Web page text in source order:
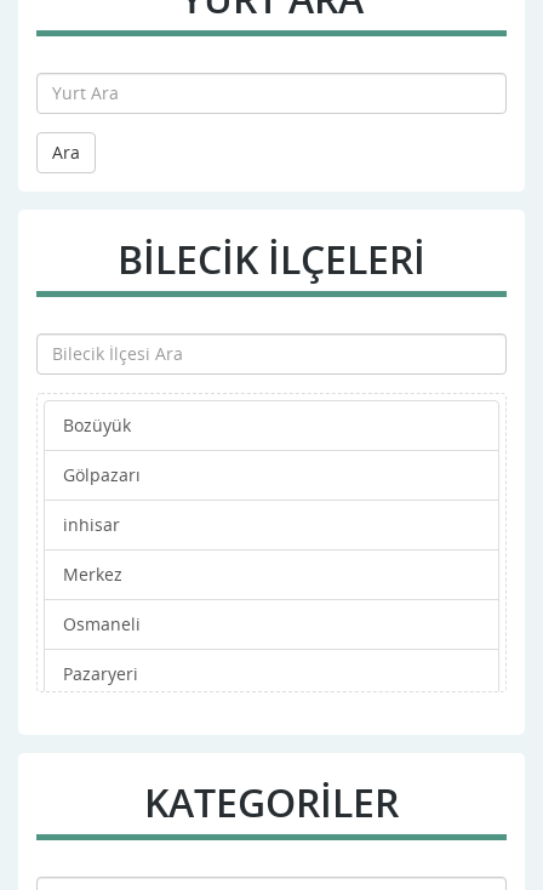
Ara
BILECIK İLÇELERİ
Bozüyük
Gölpazarı
inhisar
Merkez
Osmaneli
Pazaryeri
KATEGORİLER